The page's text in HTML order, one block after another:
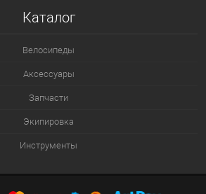
Каталог
Велосипеды
Аксессуары
Запчасти
Экипировка
Инструменты